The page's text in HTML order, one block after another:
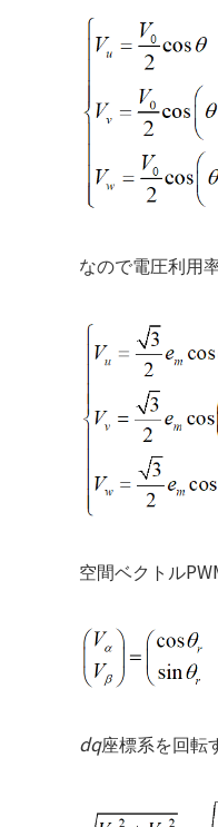
なので電圧利用
空間ベクトル
dq座標系を回転